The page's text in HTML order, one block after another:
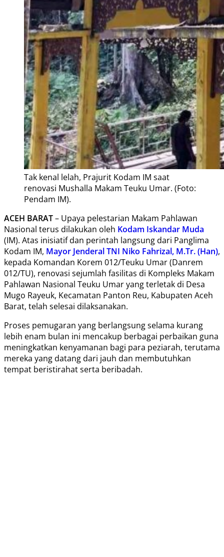
Tak kenal lelah, Prajurit Kodam IM saat
renovasi Mushalla Makam Teuku Umar. (Foto:
Pendam IM).
ACEH BARAT– Upaya pelestarian Makam Pahlawan
Nasional terus dilakukan oleh Kodam Iskandar Muda
(IM). Atas inisiatif dan perintah langsung dari Panglima
Kodam IM, Mayor Jenderal TNI Niko Fahrizal, M.Tr. (Han),
kepada Komandan Korem 012/Teuku Umar (Danrem
012/TU), renovasi sejumlah fasilitas di Kompleks Makam
Pahlawan Nasional Teuku Umar yang terletak di Desa
Mugo Rayeuk, Kecamatan Panton Reu, Kabupaten Aceh
Barat, telah selesai dilaksanakan.
Proses pemugaran yang berlangsung selama kurang
lebih enam bulan ini mencakup berbagai perbaikan guna
meningkatkan kenyamanan bagi para peziarah, terutama
mereka yang datang dari jauh dan membutuhkan
tempat beristirahat serta beribadah.